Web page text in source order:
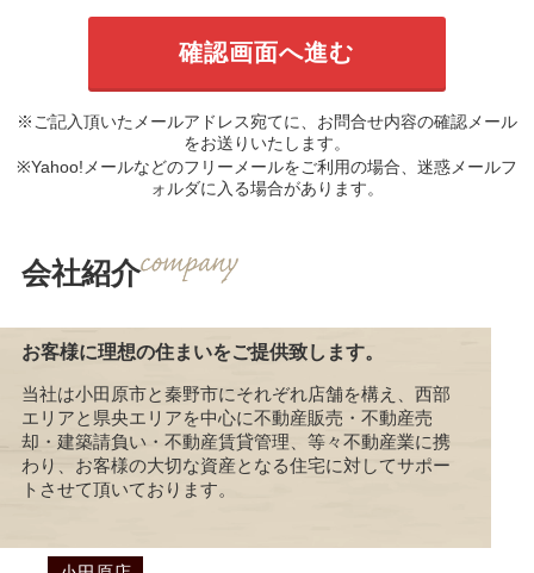
※ご記入頂いたメールアドレス宛てに、お問合せ内容の確認メール
をお送りいたします。
※Yahoo!メールなどのフリーメールをご利用の場合、迷惑メールフ
ォルダに入る場合があります。
会社紹介
お客様に理想の住まいをご提供致します。
当社は小田原市と秦野市にそれぞれ店舗を構え、西部
エリアと県央エリアを中心に不動産販売・不動産売
却・建築請負い・不動産賃貸管理、等々不動産業に携
わり、お客様の大切な資産となる住宅に対してサポー
トさせて頂いております。